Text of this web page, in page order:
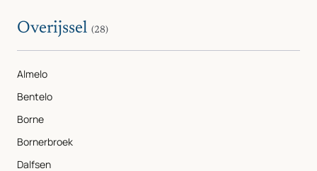
Overijssel (28)
Almelo
Bentelo
Borne
Bornerbroek
Dalfsen